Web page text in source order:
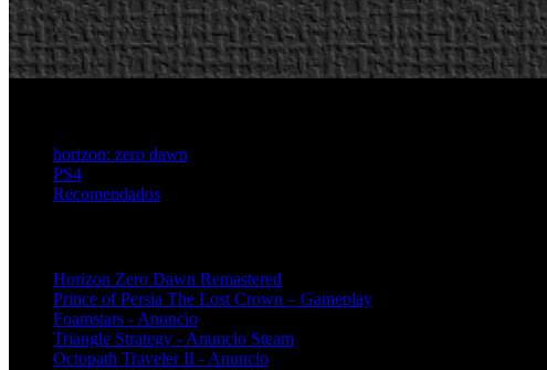
horizon: zero dawn
PS4
Recomendados
Horizon Zero Dawn Remastered
Prince of Persia The Lost Crown – Gameplay
Foamstars - Anuncio
Triangle Strategy - Anuncio Steam
Octopath Traveler II - Anuncio